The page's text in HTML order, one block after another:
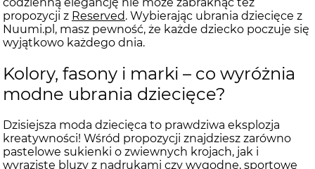
propozycji z Reserved. Wybierając ubrania dziecięce z
Nuumi.pl, masz pewność, że każde dziecko poczuje się
wyjątkowo każdego dnia.
Kolory, fasony i marki – co wyróżnia
modne ubrania dziecięce?
Dzisiejsza moda dziecięca to prawdziwa eksplozja
kreatywności! Wśród propozycji znajdziesz zarówno
pastelowe sukienki o zwiewnych krojach, jak i
wyraziste bluzy z nadrukami czy wygodne, sportowe